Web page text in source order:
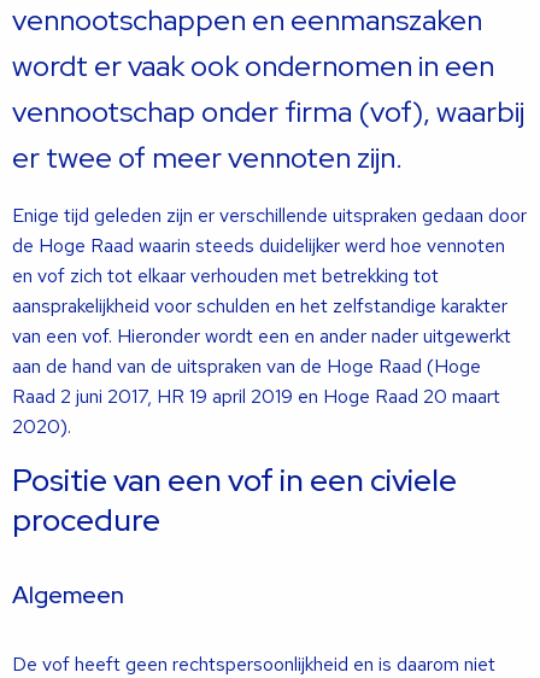
vennootschappen en eenmanszaken
wordt er vaak ook ondernomen in een
vennootschap onder firma (vof), waarbij
er twee of meer vennoten zijn.
Enige tijd geleden zijn er verschillende uitspraken gedaan door
de Hoge Raad waarin steeds duidelijker werd hoe vennoten
en vof zich tot elkaar verhouden met betrekking tot
aansprakelijkheid voor schulden en het zelfstandige karakter
van een vof. Hieronder wordt een en ander nader uitgewerkt
aan de hand van de uitspraken van de Hoge Raad (Hoge
Raad 2 juni 2017, HR 19 april 2019 en Hoge Raad 20 maart
2020).
Positie van een vof in een civiele
procedure
Algemeen
De vof heeft geen rechtspersoonlijkheid en is daarom niet